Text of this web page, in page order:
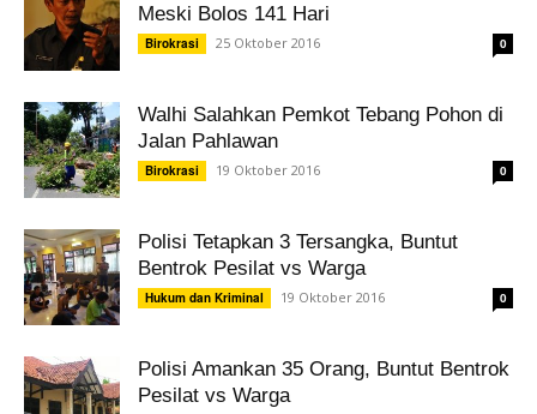
Meski Bolos 141 Hari
Birokrasi 25 Oktober 2016 0
Walhi Salahkan Pemkot Tebang Pohon di
Jalan Pahlawan
Birokrasi 19 Oktober 2016 0
Polisi Tetapkan 3 Tersangka, Buntut
Bentrok Pesilat vs Warga
Hukum dan Kriminal 19 Oktober 2016 0
Polisi Amankan 35 Orang, Buntut Bentrok
Pesilat vs Warga